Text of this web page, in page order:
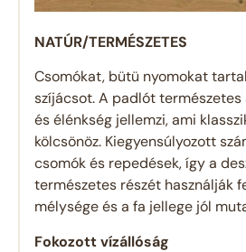
NATÚR/TERMÉSZETES
Csomókat, bütü nyomokat
szíjácsot. A padlót természetes
és élénkség jellemzi, ami
kölcsönöz. Kiegyensúlyozott
csomók és repedések, így a
természetes részét használják
mélysége és a fa jellege jól
Fokozott vízállóság